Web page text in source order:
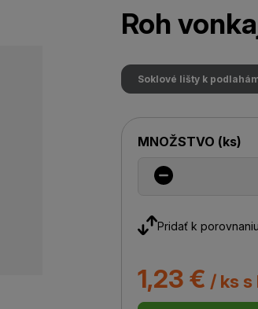
Roh
Soklové lišty k
MNOŽSTVO (ks)
Pridať k
1,23 € / ks s